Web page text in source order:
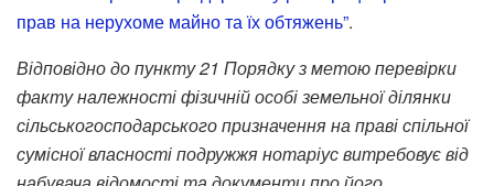
прав на нерухоме майно та їх обтяжень”.
Відповіднодопункту21 Порядкузметоюперевірки
фактуналежностіфізичнійособіземельноїділянки
сільськогосподарськогопризначенняна правіспільної
сумісноївласностіподружжянотаріусвитребовуєвід